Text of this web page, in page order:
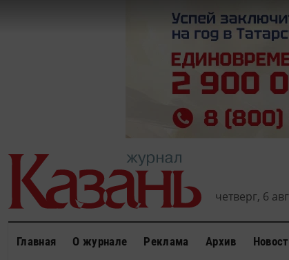
четверг, 6
Главная О журнале Реклама Архив